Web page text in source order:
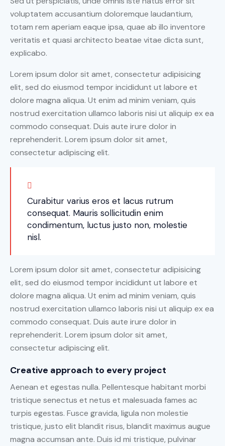
voluptatem accusantium doloremque laudantium,
totam rem aperiam eaque ipsa, quae ab illo inventore
veritatis et quasi architecto beatae vitae dicta sunt,
explicabo.
Lorem ipsum dolor sit amet, consectetur adipisicing
elit, sed do eiusmod tempor incididunt ut labore et
dolore magna aliqua. Ut enim ad minim veniam, quis
nostrud exercitation ullamco laboris nisi ut aliquip ex ea
commodo consequat. Duis aute irure dolor in
reprehenderit. Lorem ipsum dolor sit amet,
consectetur adipiscing elit.
Curabitur varius eros et lacus rutrum
consequat. Mauris sollicitudin enim
condimentum, luctus justo non, molestie
nisl.
Lorem ipsum dolor sit amet, consectetur adipisicing
elit, sed do eiusmod tempor incididunt ut labore et
dolore magna aliqua. Ut enim ad minim veniam, quis
nostrud exercitation ullamco laboris nisi ut aliquip ex ea
commodo consequat. Duis aute irure dolor in
reprehenderit. Lorem ipsum dolor sit amet,
consectetur adipiscing elit.
Creative approach to every project
Aenean et egestas nulla. Pellentesque habitant morbi
tristique senectus et netus et malesuada fames ac
turpis egestas. Fusce gravida, ligula non molestie
tristique, justo elit blandit risus, blandit maximus augue
magna accumsan ante. Duis id mi tristique, pulvinar